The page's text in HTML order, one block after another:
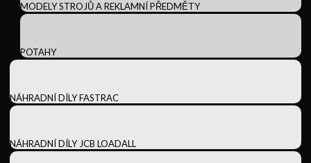
MODELY STROJŮ A REKLAMNÍ PŘEDMĚTY
POTAHY
NÁHRADNÍ DÍLY FASTRAC
NÁHRADNÍ DÍLY JCB LOADALL